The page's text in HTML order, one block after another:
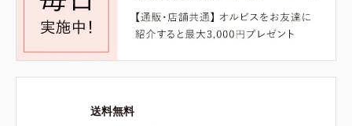
送料無料